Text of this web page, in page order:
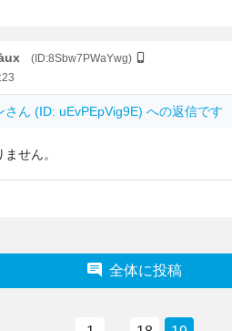
(ID:8Sbw7PWaYwg)
さん (ID: uEvPEpVig9E) への返信です
せん。
全体に投稿